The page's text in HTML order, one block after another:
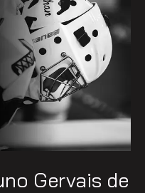
Gervais de